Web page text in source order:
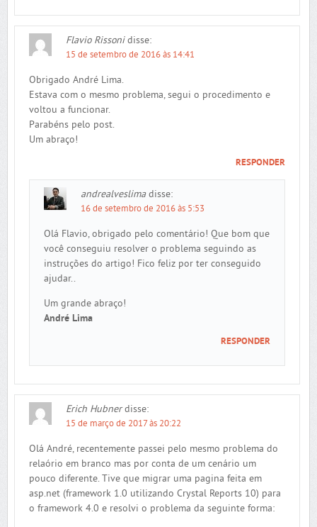
Flavio Rissoni disse:
15 de setembro de 2016 às 14:41
Obrigado André Lima.
Estava com o mesmo problema, segui o procedimento e
voltou a funcionar.
Parabéns pelo post.
Um abraço!
RESPONDER
andrealveslima disse:
16 de setembro de 2016 às 5:53
Olá Flavio, obrigado pelo comentário! Que bom que
você conseguiu resolver o problema seguindo as
instruções do artigo! Fico feliz por ter conseguido
ajudar..
Um grande abraço!
André Lima
RESPONDER
Erich Hubner disse:
15 de março de 2017 às 20:22
Olá André, recentemente passei pelo mesmo problema do
relaório em branco mas por conta de um cenário um
pouco diferente. Tive que migrar uma pagina feita em
asp.net (framework 1.0 utilizando Crystal Reports 10) para
o framework 4.0 e resolvi o problema da seguinte forma: